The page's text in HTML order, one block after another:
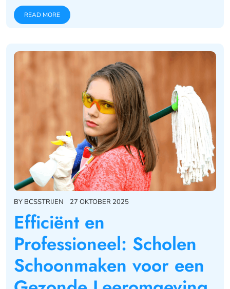
READ MORE
BY BCSSTRIJEN 27 OKTOBER 2025
Efficiënt en
Professioneel: Scholen
Schoonmaken voor een